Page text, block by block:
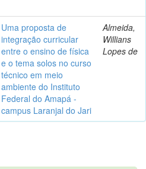
Uma proposta de
integração curricular
entre o ensino de física
e o tema solos no curso
técnico em meio
ambiente do Instituto
Federal do Amapá -
campus Laranjal do Jari
Almeida,
Willians
Lopes de